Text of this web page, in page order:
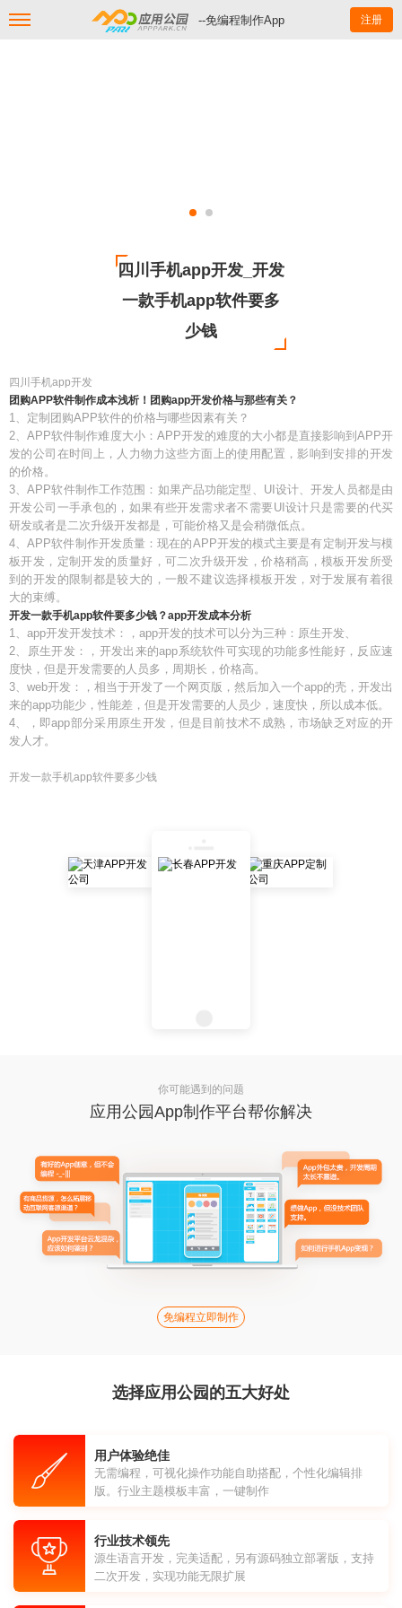
--免编程制作App 注册
四川手机app开发_开发
一款手机app软件要多
少钱
四川手机app开发
团购APP软件制作成本浅析！团购app开发价格与那些有关？
1、定制团购APP软件的价格与哪些因素有关？
2、APP软件制作难度大小：APP开发的难度的大小都是直接影响到APP开
发的公司在时间上，人力物力这些方面上的使用配置，影响到安排的开发
的价格。
3、APP软件制作工作范围：如果产品功能定型、UI设计、开发人员都是由
开发公司一手承包的，如果有些开发需求者不需要UI设计只是需要的代买
研发或者是二次升级开发都是，可能价格又是会稍微低点。
4、APP软件制作开发质量：现在的APP开发的模式主要是有定制开发与模
板开发，定制开发的质量好，可二次升级开发，价格稍高，模板开发所受
到的开发的限制都是较大的，一般不建议选择模板开发，对于发展有着很
大的束缚。
开发一款手机app软件要多少钱？app开发成本分析
1、app开发开发技术：，app开发的技术可以分为三种：原生开发、
2、原生开发：，开发出来的app系统软件可实现的功能多性能好，反应速
度快，但是开发需要的人员多，周期长，价格高。
3、web开发：，相当于开发了一个网页版，然后加入一个app的壳，开发出
来的app功能少，性能差，但是开发需要的人员少，速度快，所以成本低。
4、，即app部分采用原生开发，但是目前技术不成熟，市场缺乏对应的开
发人才。
开发一款手机app软件要多少钱
你可能遇到的问题
应用公园App制作平台帮你解决
免编程立即制作
选择应用公园的五大好处
用户体验绝佳
无需编程，可视化操作功能自助搭配，个性化编辑排
版。行业主题模板丰富，一键制作
行业技术领先
源生语言开发，完美适配，另有源码独立部署版，支持
二次开发，实现功能无限扩展